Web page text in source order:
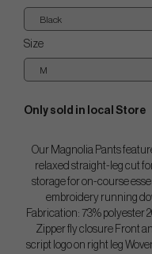
Size
Only sold in local Store
Our Magnolia Pants
relaxed straight-leg cut
storage for on-course
embroidery running
Fabrication: 73% polyester
Zipper fly closure Front
script logo on right leg